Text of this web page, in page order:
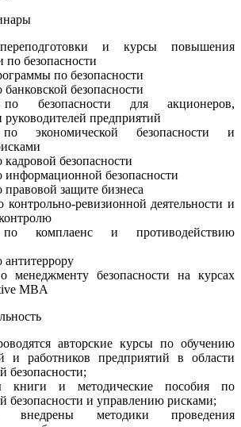
и курсы повышения
безопасности
по безопасности
безопасности
безопасности для акционеров,
руководителей предприятий
экономической безопасности и
безопасности
безопасности
защите бизнеса
ревизионной деятельности и
комплаенс и противодействию
менеджменту безопасности на курсах
MBA
авторские курсы по обучению
и работников предприятий в области
безопасности;
книги и методические пособия по
безопасности и управлению рисками;
методики проведения